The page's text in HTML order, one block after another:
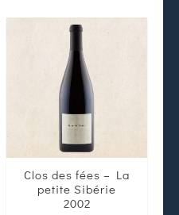
Clos des fées – La
petite Sibérie
2002